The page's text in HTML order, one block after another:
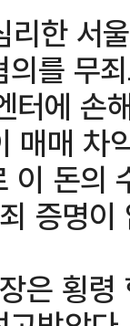
한 서
를 무
터에 손
매매 차
이 돈의
증명이
은 횡